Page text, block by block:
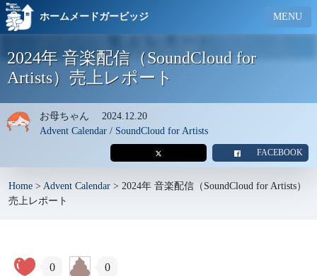
ホームメードガービッジ MENU
2024年 音楽配信（SoundCloud for
Artists）売上レポート
お母ちゃん 2024.12.20
Advent Calendar / SoundCloud for Artists
FACEBOOK
Home > Advent Calendar > 2024年 音楽配信（SoundCloud for Artists）
売上レポート
0 0